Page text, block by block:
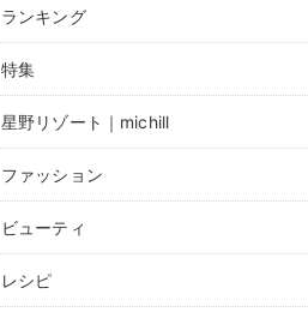
ランキング
特集
星野リゾート｜michill
ファッション
ビューティ
レシピ